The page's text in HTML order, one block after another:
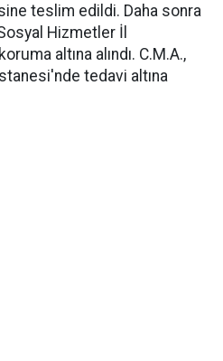
teslim edildi. Daha sonra
Hizmetler İl
altına alındı. C.M.A.,
tedavi altına